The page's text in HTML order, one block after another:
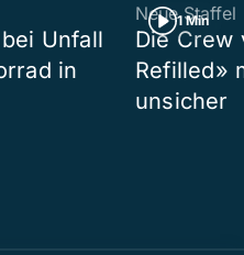
Unfall
in
1 Min
Neue Staffel
Die Crew
Refilled»
unsicher